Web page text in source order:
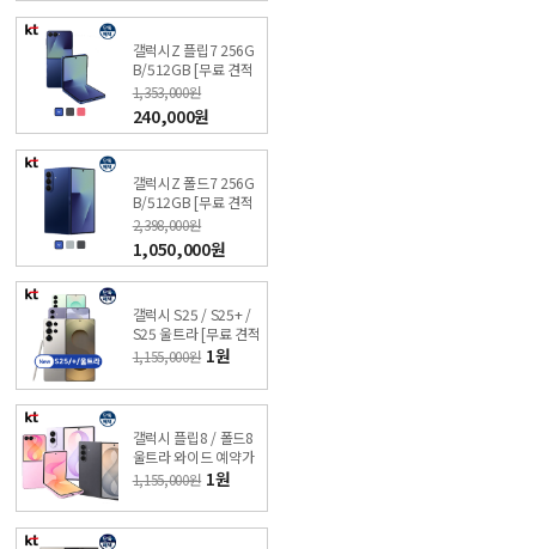
갤럭시Z 플립7 256G
B/512GB [무료 견적
받기] 싼올레폰
1,353,000원
240,000원
갤럭시Z 폴드7 256G
B/512GB [무료 견적
받기] 싼올레폰
2,398,000원
1,050,000원
갤럭시 S25 / S25+ /
S25 울트라 [무료 견적
받기] 싼올레폰
1,155,000원 1원
갤럭시 플립8 / 폴드8
울트라 와이드 예약가
입
1,155,000원 1원